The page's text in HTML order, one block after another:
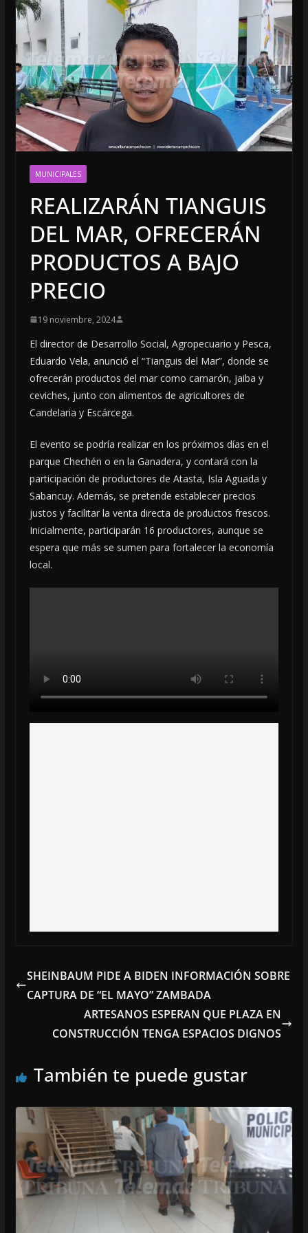
MUNICIPALES
REALIZARÁN TIANGUIS
DEL MAR, OFRECERÁN
PRODUCTOS A BAJO
PRECIO
19 noviembre, 2024
El director de Desarrollo Social, Agropecuario y Pesca,
Eduardo Vela, anunció el “Tianguis del Mar”, donde se
ofrecerán productos del mar como camarón, jaiba y
ceviches, junto con alimentos de agricultores de
Candelaria y Escárcega.
El evento se podría realizar en los próximos días en el
parque Chechén o en la Ganadera, y contará con la
participación de productores de Atasta, Isla Aguada y
Sabancuy. Además, se pretende establecer precios
justos y facilitar la venta directa de productos frescos.
Inicialmente, participarán 16 productores, aunque se
espera que más se sumen para fortalecer la economía
local.
SHEINBAUM PIDE A BIDEN INFORMACIÓN SOBRE
CAPTURA DE “EL MAYO” ZAMBADA
ARTESANOS ESPERAN QUE PLAZA EN
CONSTRUCCIÓN TENGA ESPACIOS DIGNOS
También te puede gustar